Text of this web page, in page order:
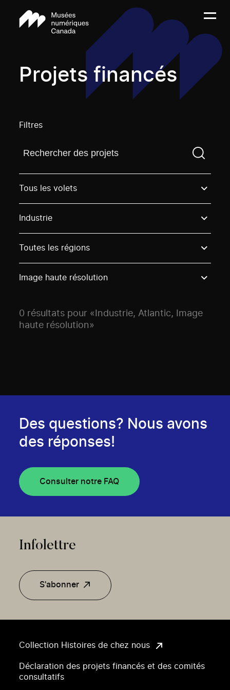
Projets financés
Filtres
Trouvez un projetVous devez saisir un terme de
Tous les volets
Industrie
Toutes les régions
Image haute résolution
0 résultats pour «Industrie, Atlantic, Image
haute résolution»
Collection Histoires de chez nous
Déclaration des projets financés et des comités
consultatifs
Des questions? Nous avons
des réponses!
Consulter notre FAQ
Infolettre
S'abonner